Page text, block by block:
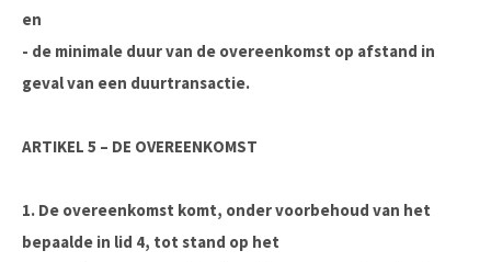
en
- de minimale duur van de overeenkomst op afstand in
geval van een duurtransactie.
ARTIKEL 5 – DE OVEREENKOMST
1. De overeenkomst komt, onder voorbehoud van het
bepaalde in lid 4, tot stand op het